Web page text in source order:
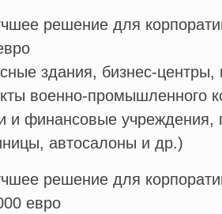
решение для
здания, бизнес-центры,
военно-промышленного
и финансовые
автосалоны и др.)
решение для
евро